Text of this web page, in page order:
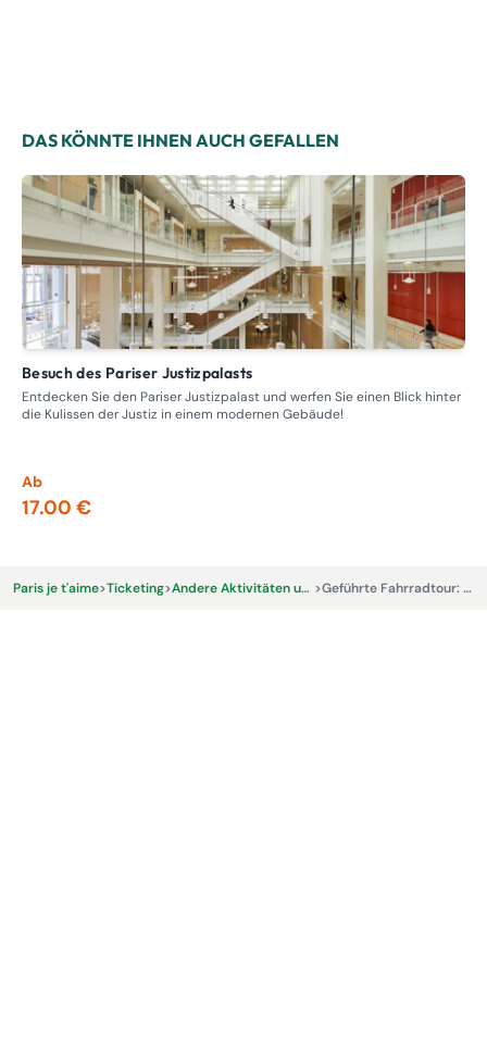
DAS KÖNNTE IHNEN AUCH GEFALLEN
Besuch des Pariser Justizpalasts
Entdecken Sie den Pariser Justizpalast und werfen Sie einen Blick hinter
die Kulissen der Justiz in einem modernen Gebäude!
Ab
17.00 €
Paris je t'aime>Ticketing> Andere Aktivitäten und Erlebnisse > Geführte Fahrradtour: Paris en Seine